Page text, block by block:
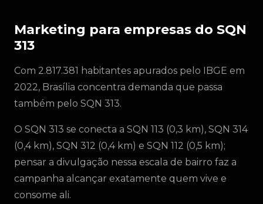
Marketing para empresas do SQN
313
Com 2.817.381 habitantes apurados pelo IBGE em
2022, Brasília concentra demanda que passa
também pelo SQN 313.
O SQN 313 se conecta a SQN 113 (0,3 km), SQN 314
(0,4 km), SQN 312 (0,4 km) e SQN 112 (0,5 km);
pensar a divulgação nessa escala de bairro faz a
campanha alcançar exatamente quem vive e
consome ali.